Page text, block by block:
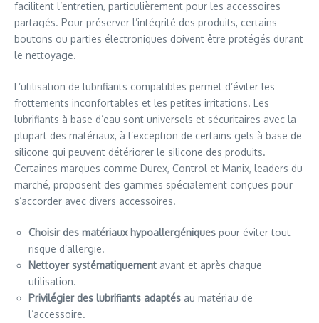
facilitent l’entretien, particulièrement pour les accessoires
partagés. Pour préserver l’intégrité des produits, certains
boutons ou parties électroniques doivent être protégés durant
le nettoyage.
L’utilisation de lubrifiants compatibles permet d’éviter les
frottements inconfortables et les petites irritations. Les
lubrifiants à base d’eau sont universels et sécuritaires avec la
plupart des matériaux, à l’exception de certains gels à base de
silicone qui peuvent détériorer le silicone des produits.
Certaines marques comme Durex, Control et Manix, leaders du
marché, proposent des gammes spécialement conçues pour
s’accorder avec divers accessoires.
Choisir des matériaux hypoallergéniques pour éviter tout
risque d’allergie.
Nettoyer systématiquement avant et après chaque
utilisation.
Privilégier des lubrifiants adaptés au matériau de
l’accessoire.